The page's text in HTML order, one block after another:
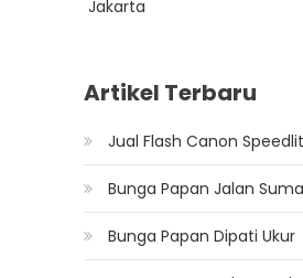
Artikel Terbaru
Jual Flash Canon
Bunga Papan Jalan
Bunga Papan Dipati Ukur